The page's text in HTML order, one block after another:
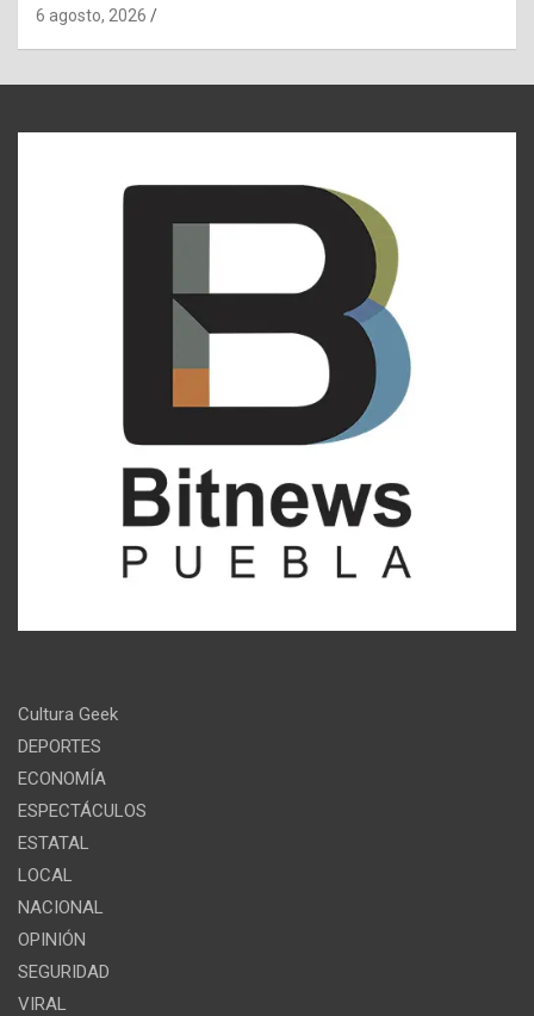
6 agosto, 2026
Cultura Geek
DEPORTES
ECONOMÍA
ESPECTÁCULOS
ESTATAL
LOCAL
NACIONAL
OPINIÓN
SEGURIDAD
VIRAL